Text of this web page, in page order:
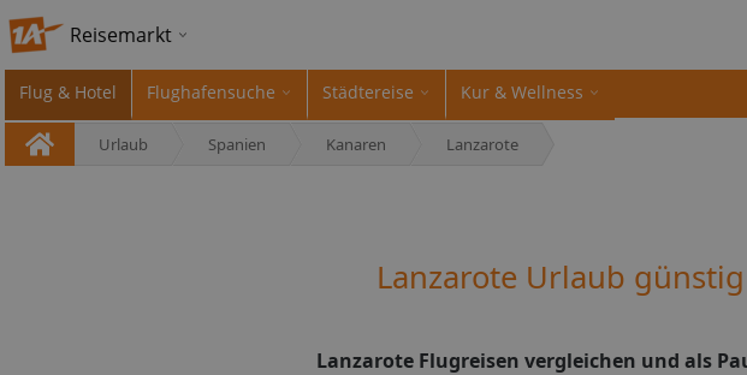
Reisemarkt
Flug & Hotel Flughafensuche Städtereise Kur & Wellness
Urlaub Spanien Kanaren Lanzarote
Lanzarote Urlaub
Lanzarote Flugreisen vergleichen und als